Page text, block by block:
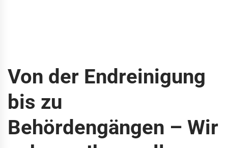
Von der Endreinigung
bis zu
Behördengängen – Wir